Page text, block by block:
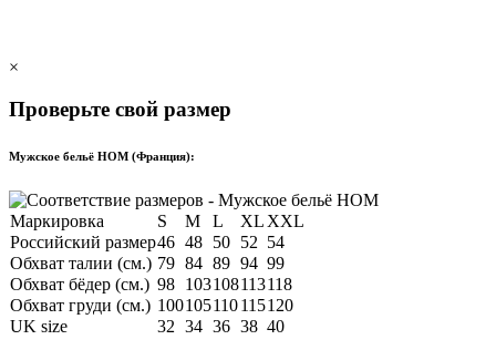
×
Проверьте свой размер
Мужское бельё HOM (Франция):
Маркировка S M L XL XXL
Российский размер46 48 50 52 54
Обхват талии (см.) 79 84 89 94 99
Обхват бёдер (см.) 98 103108113118
Обхват груди (см.) 100105110115120
UK size
32 34 36 38 40